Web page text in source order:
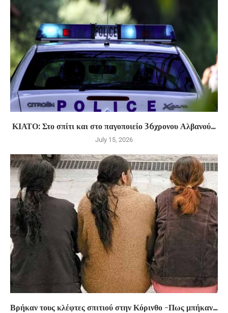
ΚΙΑΤΟ: Στο σπίτι και στο παγοποιείο 36χρονου Αλβανού...
July 15, 2026
Βρήκαν τους κλέφτες σπιτιού στην Κόρινθο -Πως μπήκαν...